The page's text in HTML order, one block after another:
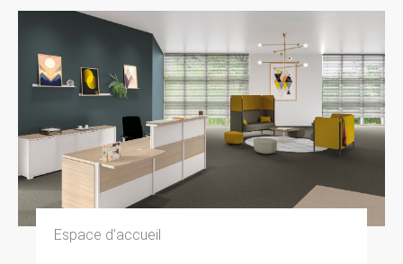
Espace d’accueil